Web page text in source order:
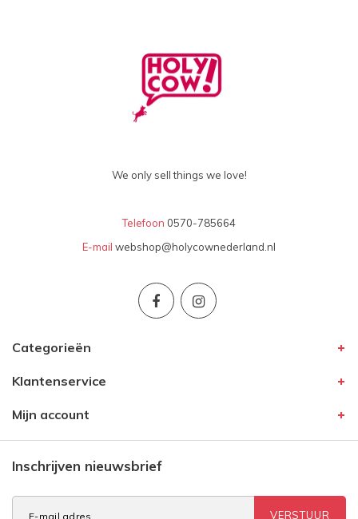
We only sell things we love!
Telefoon 0570-785664
E-mail webshop@holycownederland.nl
Categorieën
Klantenservice
Mijn account
Inschrijven nieuwsbrief
VERSTUUR